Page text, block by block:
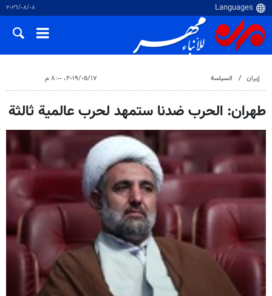
٠٨‏/٠٨‏/٢٠٢٦
إيران السياسة ١٧‏/٠٥‏/٢٠١٩، ٨:٠٠ م
طهران: الحرب ضدنا ستمهد لحرب عالمية ثالثة